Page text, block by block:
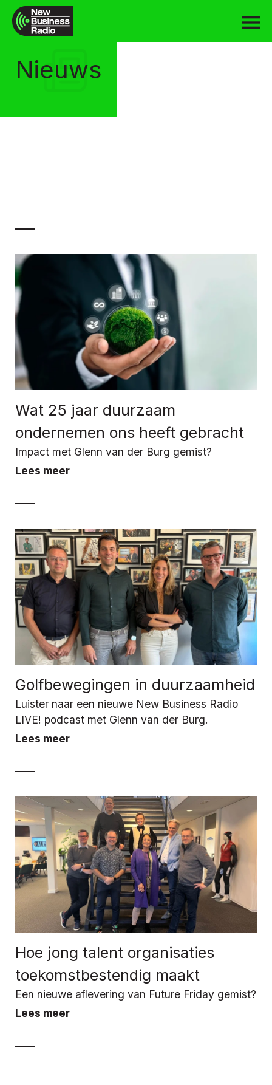
Nieuws
Wat 25 jaar duurzaam
ondernemen ons heeft gebracht
Impact met Glenn van der Burg gemist?
Lees meer
Golfbewegingen in duurzaamheid
Luister naar een nieuwe New Business Radio
LIVE! podcast met Glenn van der Burg.
Lees meer
Hoe jong talent organisaties
toekomstbestendig maakt
Een nieuwe aflevering van Future Friday gemist?
Lees meer